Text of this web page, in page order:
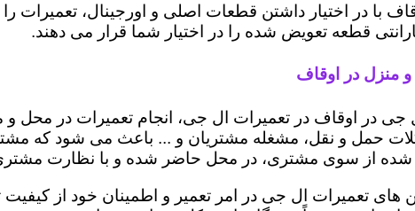
با در اختیار داشتن قطعات اصلی و اورجینال، تعمیرات
قطعه تعویض شده را در اختیار شما قرار می دهند.
منزل در اوقاف
جی در اوقاف در تعمیرات ال جی، انجام تعمیرات در
حمل و نقل، مشغله مشتریان و ... باعث می شود که
شده از سوی مشتری، در محل حاضر شده و با نظارت
های تعمیرات ال جی در امر تعمیر و اطمینان خود از